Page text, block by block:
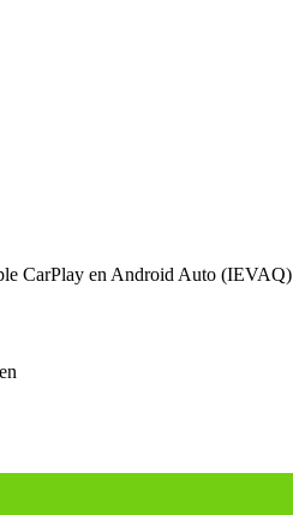
CarPlay en Android Auto (IEVAQ)